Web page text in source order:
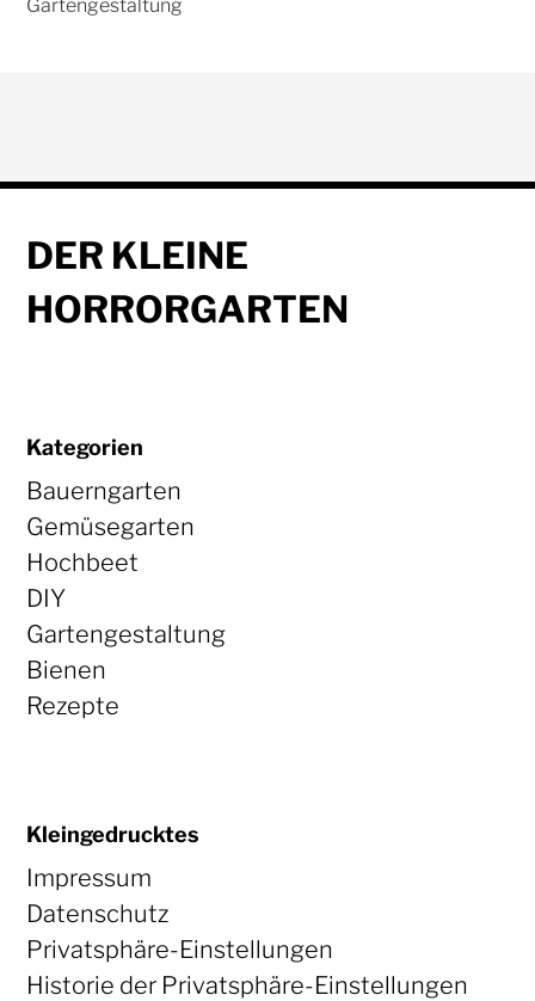
DER KLEINE
HORRORGARTEN
Kategorien
Bauerngarten
Gemüsegarten
Hochbeet
DIY
Gartengestaltung
Bienen
Rezepte
Kleingedrucktes
Impressum
Datenschutz
Privatsphäre-Einstellungen
Historie der Privatsphäre-Einstellungen